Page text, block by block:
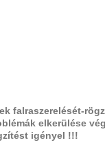
falraszerelését-
elkerülése
igényel !!!